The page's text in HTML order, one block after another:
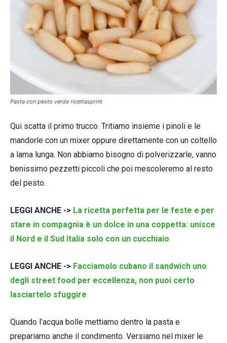
Pasta con pesto verde ricettasprint
Qui scatta il primo trucco. Tritiamo insieme i pinoli e le
mandorle con un mixer oppure direttamente con un coltello
a lama lunga. Non abbiamo bisogno di polverizzarle, vanno
benissimo pezzetti piccoli che poi mescoleremo al resto
del pesto.
LEGGI ANCHE -> La ricetta perfetta per le feste e per
stare in compagnia è un dolce in una coppetta: unisce
il Nord e il Sud Italia solo con un cucchiaio
LEGGI ANCHE -> Facciamolo cubano il sandwich uno
degli street food per eccellenza, non puoi certo
lasciartelo sfuggire
Quando l’acqua bolle mettiamo dentro la pasta e
prepariamo anche il condimento. Versiamo nel mixer le